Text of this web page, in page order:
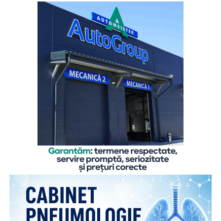
pe părinți să plece în străinătate, pentru a le putea asigura
un trai decent, copiii rămași cel mai adesea în grija rudelor
din țară resimt absența părinților zi de zi, mai ales atunci
când au probleme, simt nevoia să fie sfătuiți sau să fie
sprijiniți emoțional. De aceea comunicarea cu părinții este
esențială, chiar și de la distanță, pentru că ea îi dă
copilului sentimentul de siguranță de care are atâta
explică
Gabriela Alexandrescu, Președinte
Executiv Salvați Copiii România.
În acest context, Organizația Salvați Copiii România
lansează activitățile din cadrul ediției 2026 a proiectului
„Sună-i zilnic! Conexiune dincolo de granițe”, finanțat de
Departamentul pentru Românii de Pretutindeni și adresat
părinților români care muncesc în străinătate. Proiectul
face parte din campania națională multianuală cu același
nume, care reunește, sub același concept, o serie de
inițiative menite să sprijine copiii rămași în țară și familiile